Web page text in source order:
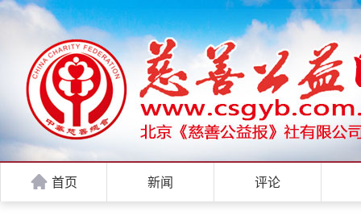
首页 新闻 评论